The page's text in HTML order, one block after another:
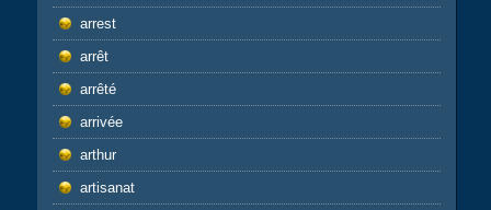
arrest
arrêt
arrêté
arrivée
arthur
artisanat